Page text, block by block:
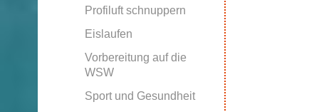
Profiluft schnuppern
Eislaufen
Vorbereitung auf die
WSW
Sport und Gesundheit